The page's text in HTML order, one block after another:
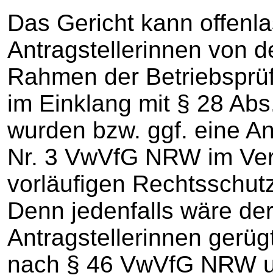
Das Gericht kann
Antragstellerinnen von
Rahmen der
im Einklang mit § 28
wurden bzw. ggf. eine
Nr. 3 VwVfG NRW im
vorläufigen
Denn jedenfalls wäre
Antragstellerinnen
nach § 46 VwVfG NRW